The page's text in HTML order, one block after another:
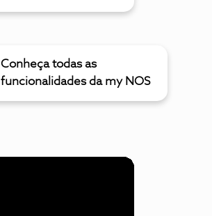
Conheça todas as
funcionalidades da my NOS